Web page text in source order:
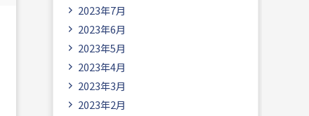
2023年7月
2023年6月
2023年5月
2023年4月
2023年3月
2023年2月